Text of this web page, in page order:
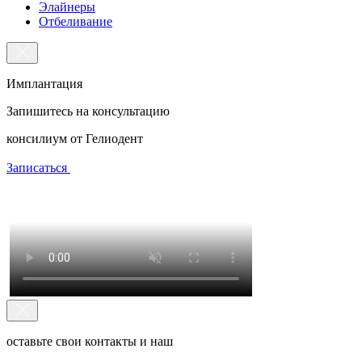
Элайнеры
Отбеливание
Имплантация
Запишитесь на консультацию
консилиум от Гелиодент
Записаться
оставьте свои контакты и наш